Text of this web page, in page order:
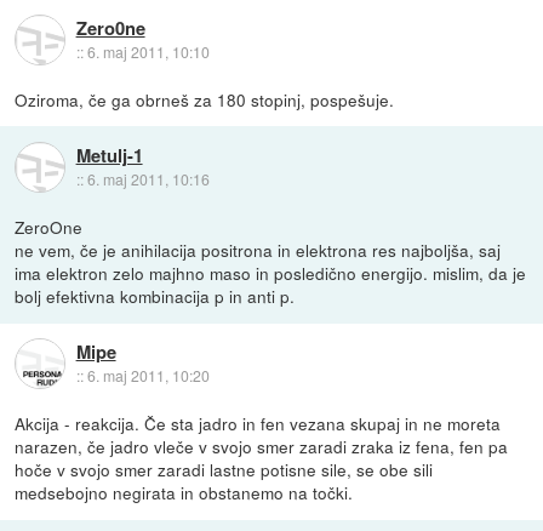
Zero0ne
::6. maj 2011, 10:10
Oziroma, če ga obrneš za 180 stopinj, pospešuje.
Metulj-1
::6. maj 2011, 10:16
ZeroOne
ne vem, če je anihilacija positrona in elektrona res najboljša, saj
ima elektron zelo majhno maso in posledično energijo. mislim, da je
bolj efektivna kombinacija p in anti p.
Mipe
::6. maj 2011, 10:20
Akcija - reakcija. Če sta jadro in fen vezana skupaj in ne moreta
narazen, če jadro vleče v svojo smer zaradi zraka iz fena, fen pa
hoče v svojo smer zaradi lastne potisne sile, se obe sili
medsebojno negirata in obstanemo na točki.